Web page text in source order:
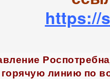
https://
линию по